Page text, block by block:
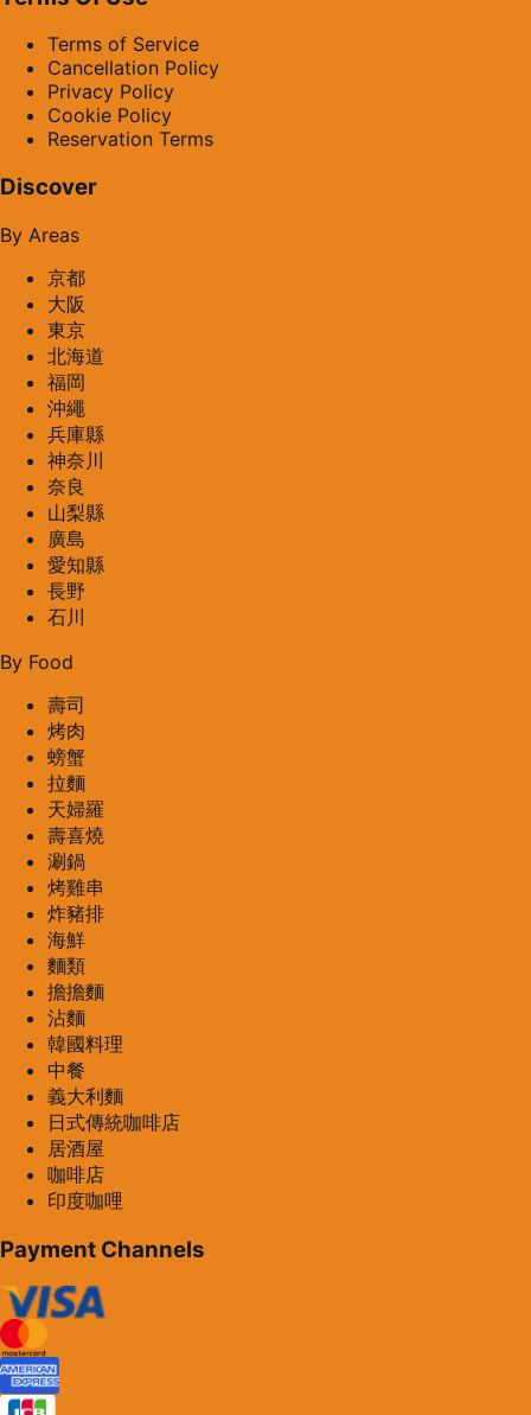
Terms of Service
Cancellation Policy
Privacy Policy
Cookie Policy
Reservation Terms
Discover
By Areas
京都
大阪
東京
北海道
福岡
沖繩
兵庫縣
神奈川
奈良
山梨縣
廣島
愛知縣
長野
石川
By Food
壽司
烤肉
螃蟹
拉麵
天婦羅
壽喜燒
涮鍋
烤雞串
炸豬排
海鮮
麵類
擔擔麵
沾麵
韓國料理
中餐
義大利麵
日式傳統咖啡店
居酒屋
咖啡店
印度咖哩
Payment Channels